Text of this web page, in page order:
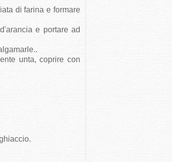
di farina e formare
e portare ad
unta, coprire con